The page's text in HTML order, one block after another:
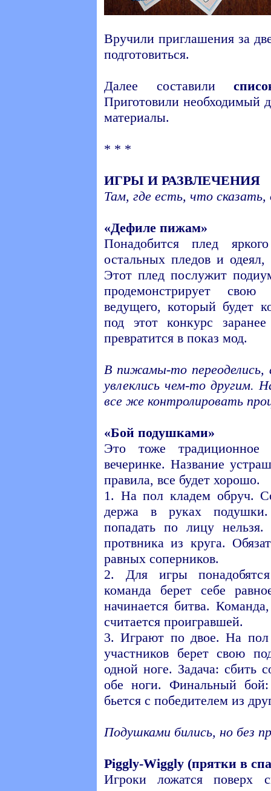
Вручили приглашения за
подготовиться.
Далее составили
Приготовили необходимый
материалы.
* * *
ИГРЫ И РАЗВЛЕЧЕНИЯ
Там, где есть, что
«Дефиле пижам»
Понадобится плед
остальных пледов и
Этот плед послужит
продемонстрирует
ведущего, который будет
под этот конкурс
превратится в показ мод.
В пижамы-то переоделись,
увлеклись чем-то другим.
все же контролировать
«Бой подушками»
Это тоже традиционное
вечеринке. Название
правила, все будет хорошо.
1. На пол кладем обруч.
держа в руках подушки.
попадать по лицу
протвника из круга.
равных соперников.
2. Для игры
команда берет себе
начинается битва.
считается проигравшей.
3. Играют по двое. На
участников берет свою
одной ноге. Задача: сбить
обе ноги. Финальный
бьется с победителем из
Подушками бились, но без
Piggly-Wiggly (прятки в
Игроки ложатся поверх